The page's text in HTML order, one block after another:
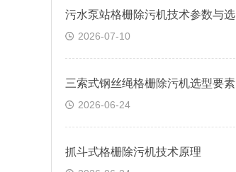
2026-07-10
三索式钢丝绳格栅除污机选型要素
2026-06-24
抓斗式格栅除污机技术原理